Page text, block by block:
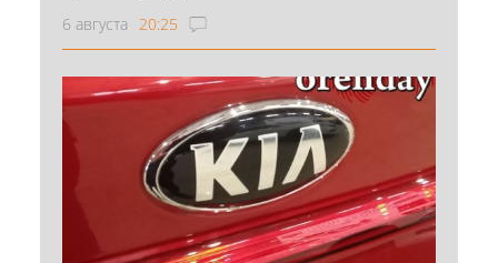
6 августа 20:25